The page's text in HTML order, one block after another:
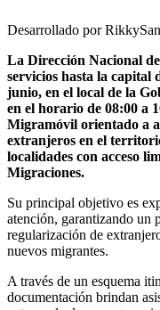
Desarrollado por
La Dirección Nacional de Migraciones (DNM), lleva sus
servicios hasta la capital
junio, en el local de la
en el horario de 08:00 a
Migramóvil orientado a
extranjeros en el
localidades con acceso
Migraciones.
Su principal objetivo es
atención, garantizando un
regularización de
nuevos migrantes.
A través de un esquema
documentación brindan